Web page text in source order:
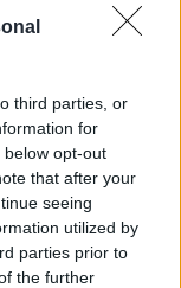
third parties, or
for
opt-out
that after your
seeing
utilized by
parties prior to
the further
ВТОР МЕСЕЦ
за над 40
51,7%